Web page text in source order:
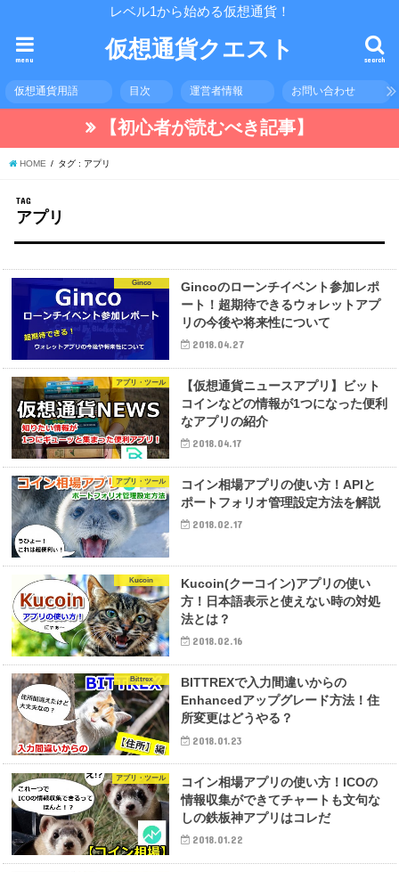
レベル1から始める仮想通貨！
仮想通貨クエスト search
menu
仮想通貨用語 目次 運営者情報 お問い合わせ
【初心者が読むべき記事】
HOME タグ : アプリ
TAG
アプリ
Ginco
Gincoのローンチイベント参加レポ
ート！超期待できるウォレットアプ
リの今後や将来性について
2018.04.27
アプリ・ツール
【仮想通貨ニュースアプリ】ビット
コインなどの情報が1つになった便利
なアプリの紹介
2018.04.17
アプリ・ツール
コイン相場アプリの使い方！APIと
ポートフォリオ管理設定方法を解説
2018.02.17
Kucoin
Kucoin(クーコイン)アプリの使い
方！日本語表示と使えない時の対処
法とは？
2018.02.16
Bittrex
BITTREXで入力間違いからの
Enhancedアップグレード方法！住
所変更はどうやる？
2018.01.23
アプリ・ツール
コイン相場アプリの使い方！ICOの
情報収集ができてチャートも文句な
しの鉄板神アプリはコレだ
2018.01.22